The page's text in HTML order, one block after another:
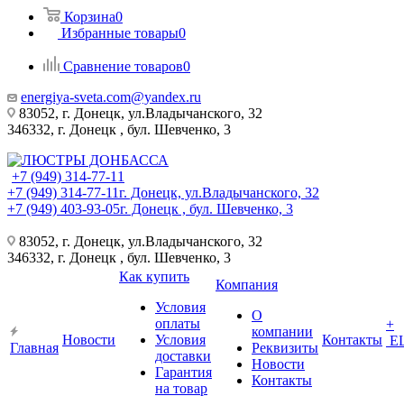
Корзина0
Избранные товары0
Сравнение товаров0
energiya-sveta.com@yandex.ru
83052, г. Донецк, ул.Владычанского, 32
346332, г. Донецк , бул. Шевченко, 3
+7 (949) 314-77-11
+7 (949) 314-77-11г. Донецк, ул.Владычанского, 32
+7 (949) 403-93-05г. Донецк , бул. Шевченко, 3
83052, г. Донецк, ул.Владычанского, 32
346332, г. Донецк , бул. Шевченко, 3
Главная
Новости
Как купить
Условия
оплаты
Условия
доставки
Гарантия
на товар
Компания
О
компании
Реквизиты
Новости
Контакты
Контакты
+